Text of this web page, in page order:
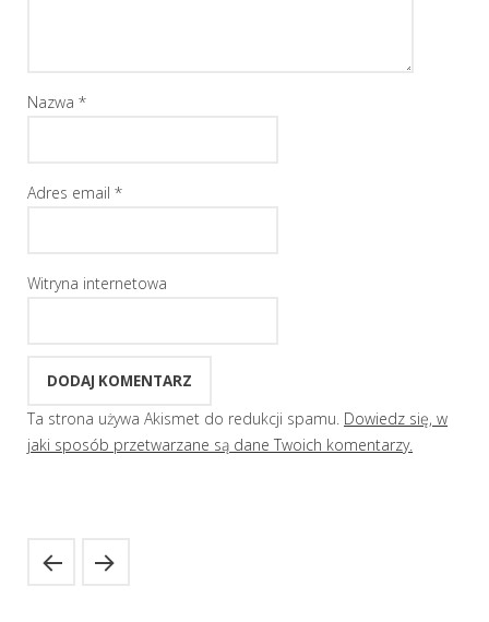
Nazwa *
Adres email *
Witryna internetowa
Ta strona używa Akismet do redukcji spamu. Dowiedz się, w
jaki sposób przetwarzane są dane Twoich komentarzy.